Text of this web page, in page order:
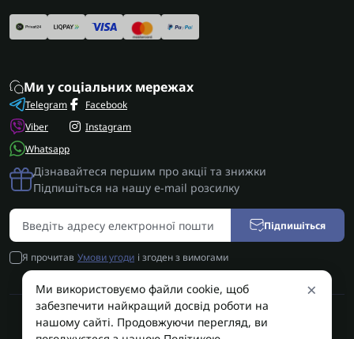
Ми у соціальних мережах
Telegram
Viber
Whatsapp
Facebook
Instagram
Дізнавайтеся першим про акції та знижки
Підпишіться на нашу e-mail розсилку
Підпишіться
Я прочитав Умови угоди і згоден з вимогами
AUTOSHIFT | Запчастини АКПП | Ремонт АКПП © 2026
×
Ми використовуємо файли cookie, щоб
забезпечити найкращий досвід роботи на
нашому сайті. Продовжуючи перегляд, ви